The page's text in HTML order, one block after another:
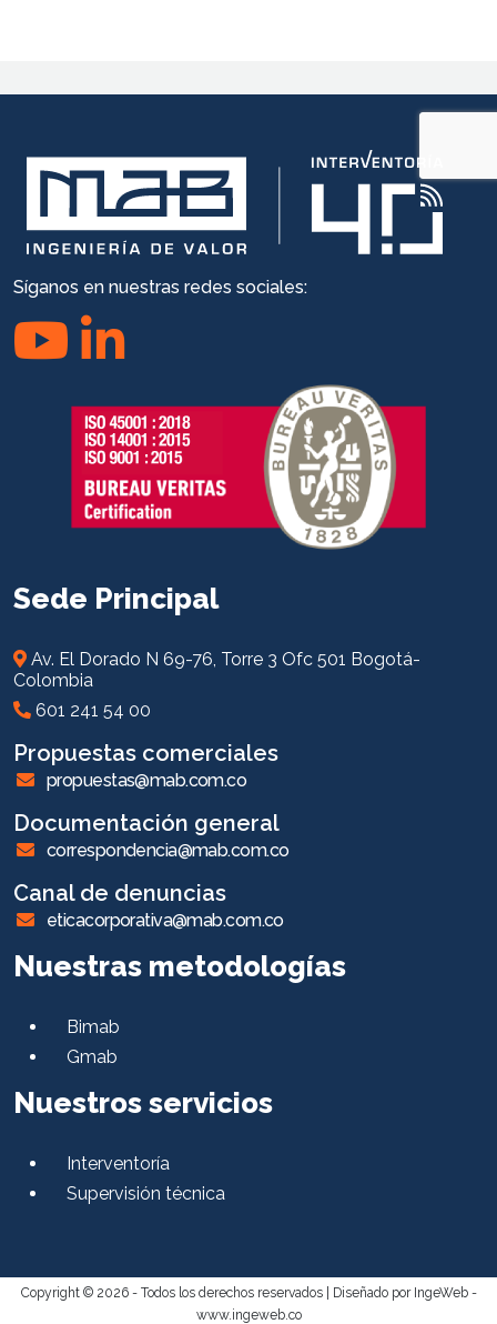
Síganos en nuestras redes sociales:
Sede Principal
Av. El Dorado N 69-76, Torre 3 Ofc 501 Bogotá-
Colombia
601 241 54 00
Propuestas comerciales
propuestas@mab.com.co
Documentación general
correspondencia@mab.com.co
Canal de denuncias
eticacorporativa@mab.com.co
Nuestras metodologías
Bimab
Gmab
Nuestros servicios
Interventoría
Supervisión técnica
Copyright © 2026 - Todos los derechos reservados |
Diseñado por IngeWeb -
www.ingeweb.co